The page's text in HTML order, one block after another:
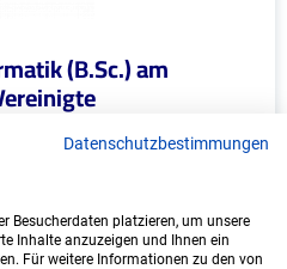
(B.Sc.) am
Studium (Internationale
Datenschutzbestimmungen
Besucherdaten platzieren, um unsere
Inhalte anzuzeigen und Ihnen ein
Für weitere Informationen zu den von